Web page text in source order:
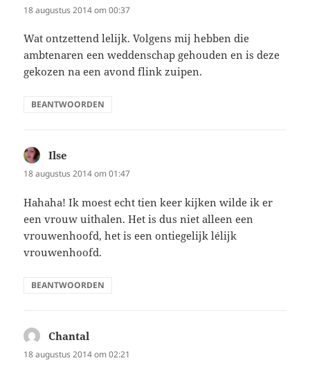
18 augustus 2014 om 00:37
Wat ontzettend lelijk. Volgens mij hebben die
ambtenaren een weddenschap gehouden en is deze
gekozen na een avond flink zuipen.
BEANTWOORDEN
Ilse
18 augustus 2014 om 01:47
Hahaha! Ik moest echt tien keer kijken wilde ik er
een vrouw uithalen. Het is dus niet alleen een
vrouwenhoofd, het is een ontiegelijk lélijk
vrouwenhoofd.
BEANTWOORDEN
Chantal
18 augustus 2014 om 02:21